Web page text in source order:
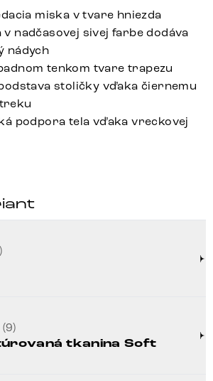
miska v tvare hniezda
nadčasovej sivej farbe dodáva
nádych
tenkom tvare trapezu
stoličky vďaka čiernemu
podpora tela vďaka vreckovej
(9)
tkanina Soft